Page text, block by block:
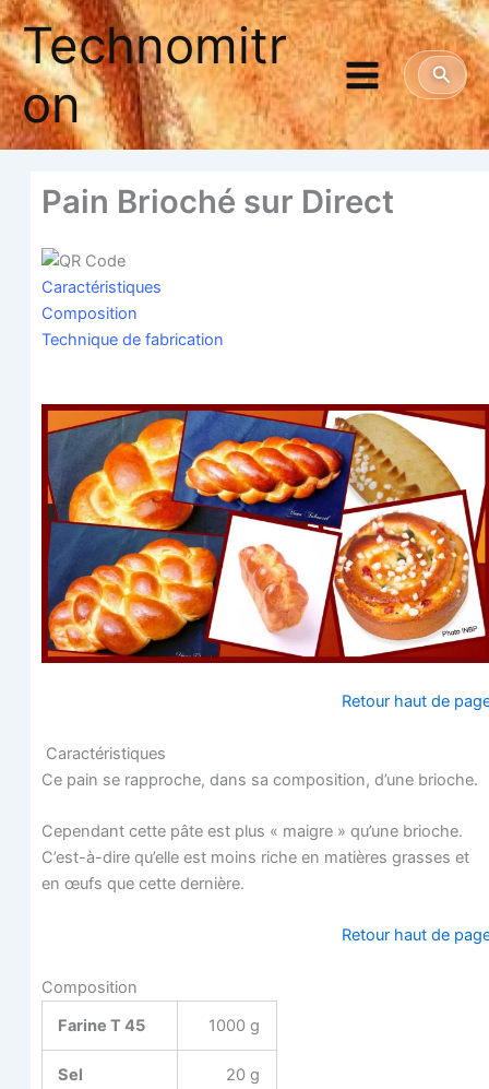
Aller
au
contenu
Technomitr
on
Pain Brio­ché sur Direct
Carac­té­ris­tiques
Com­po­si­tion
Tech­nique de fabrication
Retour haut de
Caractéristiques
Ce pain se rap­proche, dans sa com­po­si­tion, d’une brioche.
Cepen­dant cette pâte est plus « maigre » qu’une brioche.
C’est-à-dire qu’elle est moins riche en matières grasses et
en œufs que cette dernière.
Retour haut de
Com­po­si­tion
Farine T 45
1000 g
Sel 20 g